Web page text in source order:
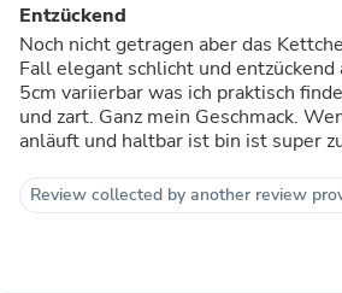
Entzückend
Noch nicht getragen aber das
Fall elegant schlicht und entzückend
5cm variierbar was ich praktisch
und zart. Ganz mein Geschmack.
anläuft und haltbar ist bin ist super
Review collected by another review